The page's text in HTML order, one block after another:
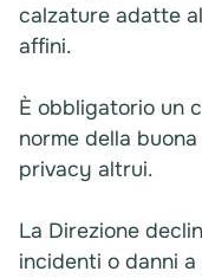
calzature adatte
affini.
È obbligatorio un
norme della
privacy altrui.
La Direzione
incidenti o danni